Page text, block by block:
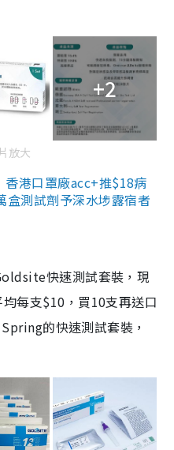
+2
放大
港口罩廠acc+推$18病
盒測試劑予深水埗露宿者
快速測試套裝，現
每支$10，買10支再送口
的快速測試套裝，